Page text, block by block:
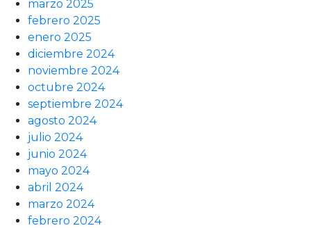
marzo 2025
febrero 2025
enero 2025
diciembre 2024
noviembre 2024
octubre 2024
septiembre 2024
agosto 2024
julio 2024
junio 2024
mayo 2024
abril 2024
marzo 2024
febrero 2024